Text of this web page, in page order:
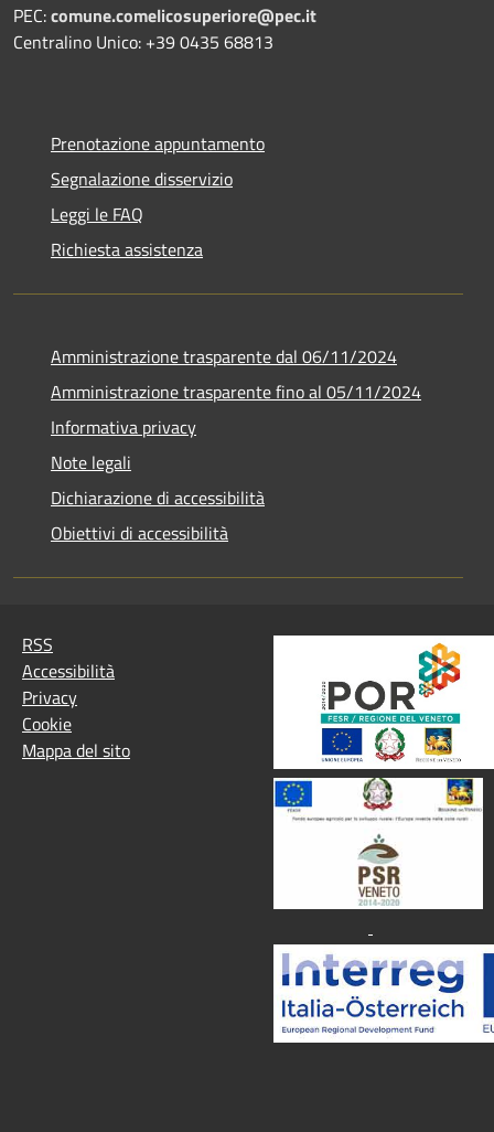
PEC:comune.comelicosuperiore@pec.it
Centralino Unico: +39 0435 68813
Prenotazione appuntamento
Segnalazione disservizio
Leggi le FAQ
Richiesta assistenza
Amministrazione trasparente dal 06/11/2024
Amministrazione trasparente fino al 05/11/2024
Informativa privacy
Note legali
Dichiarazione di accessibilità
Obiettivi di accessibilità
RSS
Accessibilità
Privacy
Cookie
Mappa del sito